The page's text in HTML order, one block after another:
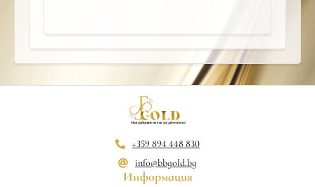
+359 894 448 830
info@bbgold.bg
Информация